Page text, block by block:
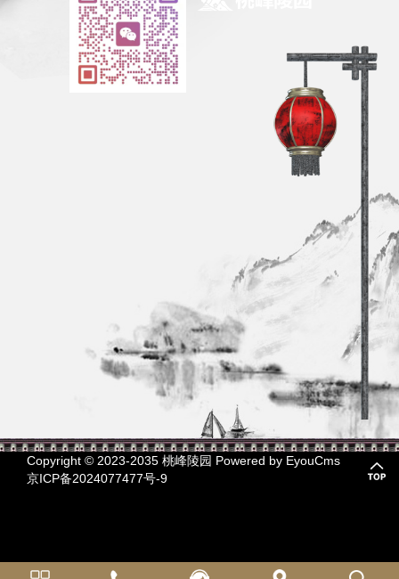
Copyright © 2023-2035 桃峰陵园 Powered by EyouCms
京ICP备2024077477号-9